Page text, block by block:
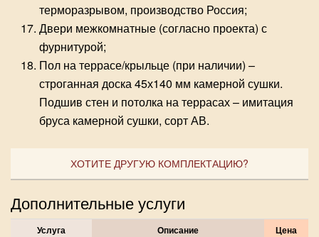
терморазрывом, производство Россия;
Двери межкомнатные (согласно проекта) с
фурнитурой;
Пол на террасе/крыльце (при наличии) –
строганная доска 45х140 мм камерной сушки.
Подшив стен и потолка на террасах – имитация
бруса камерной сушки, сорт АВ.
ХОТИТЕ ДРУГУЮ КОМПЛЕКТАЦИЮ?
Дополнительные услуги
Услуга Описание
Цена